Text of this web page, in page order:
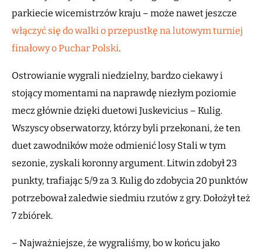
parkiecie wicemistrzów kraju – może nawet jeszcze
włączyć się do walki o przepustkę na lutowym turniej
finałowy o Puchar Polski.
Ostrowianie wygrali niedzielny, bardzo ciekawy i
stojący momentami na naprawdę niezłym poziomie
mecz głównie dzięki duetowi Juskevicius – Kulig.
Wszyscy obserwatorzy, którzy byli przekonani, że ten
duet zawodników może odmienić losy Stali w tym
sezonie, zyskali koronny argument. Litwin zdobył 23
punkty, trafiając 5/9 za 3. Kulig do zdobycia 20 punktów
potrzebował zaledwie siedmiu rzutów z gry. Dołożył też
7 zbiórek.
– Najważniejsze, że wygraliśmy, bo w końcu jako